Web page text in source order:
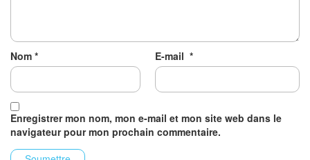
Nom * E-mail *
Enregistrer mon nom, mon e-mail et mon site web dans le
navigateur pour mon prochain commentaire.